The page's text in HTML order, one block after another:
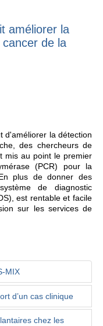
améliorer la
de la
d'améliorer la détection
des chercheurs de
mis au point le premier
(PCR) pour la
plus de donner des
de diagnostic
est rentable et facile
sur les services de
MIX
d’un cas clinique
chez les